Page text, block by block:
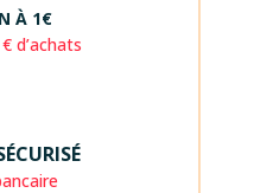
À 1€
d’achats